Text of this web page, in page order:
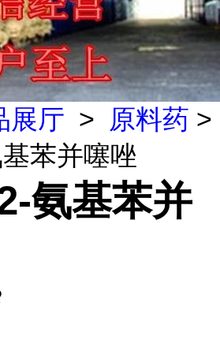
展厅 > 原料药 >
苯并噻唑
氨基苯并